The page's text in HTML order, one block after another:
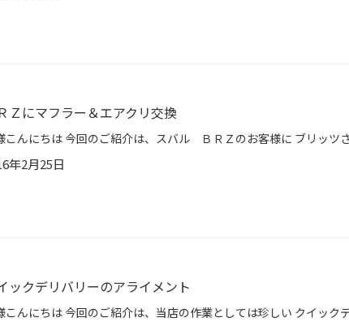
Ｚにマフラー＆エアクリ交換
年2月25日
ックデリバリーのアライメント